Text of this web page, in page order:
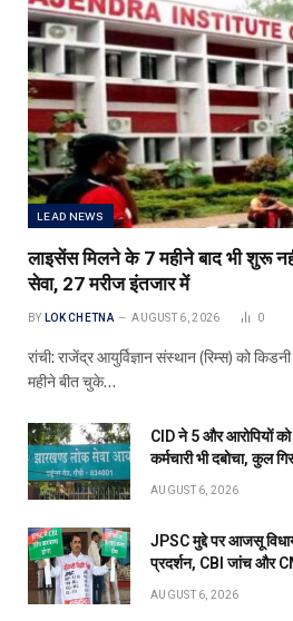
LEAD NEWS
लाइसेंस मिलने के 7 महीने बाद भी शुरू
सेवा, 27 मरीज इंतजार में
BY LOK CHETNA AUGUST 6, 2026 0
रांची: राजेंद्र आयुर्विज्ञान संस्थान (रिम्स) को
महीने बीत चुके…
CID ने 5 और आरोपियों
कर्मचारी भी दबोचा, कुल
AUGUST 6, 2026
JPSC मुद्दे पर आजसू
प्रदर्शन, CBI जांच और
AUGUST 6, 2026